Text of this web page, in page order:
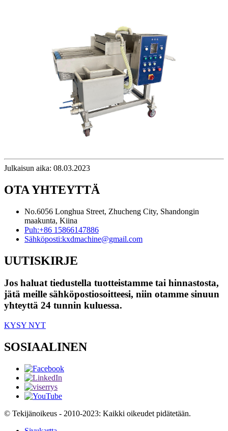
Julkaisun aika: 08.03.2023
OTA YHTEYTTÄ
No.6056 Longhua Street, Zhucheng City, Shandongin
maakunta, Kiina
Puh:+86 15866147886
Sähköposti:kxdmachine@gmail.com
UUTISKIRJE
Jos haluat tiedustella tuotteistamme tai hinnastosta,
jätä meille sähköpostiosoitteesi, niin otamme sinuun
yhteyttä 24 tunnin kuluessa.
KYSY NYT
SOSIAALINEN
© Tekijänoikeus - 2010-2023: Kaikki oikeudet pidätetään.